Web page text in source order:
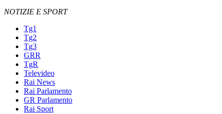
NOTIZIE E SPORT
Tg1
Tg2
Tg3
GRR
TgR
Televideo
Rai News
Rai Parlamento
GR Parlamento
Rai Sport